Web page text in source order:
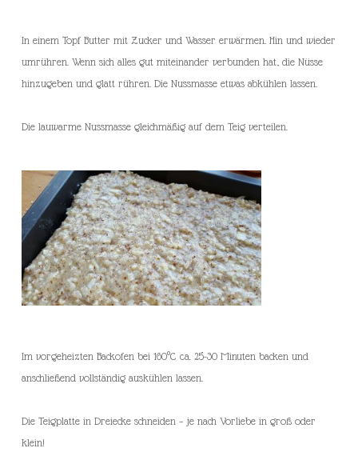
In einem Topf Butter mit Zucker und Wasser erwärmen. Hin und wieder
umrühren. Wenn sich alles gut miteinander verbunden hat, die Nüsse
hinzugeben und glatt rühren. Die Nussmasse etwas abkühlen lassen.
Die lauwarme Nussmasse gleichmäßig auf dem Teig verteilen.
Im vorgeheizten Backofen bei 160°C ca. 25-30 Minuten backen und
anschließend vollständig auskühlen lassen.
Die Teigplatte in Dreiecke schneiden – je nach Vorliebe in groß oder
klein!